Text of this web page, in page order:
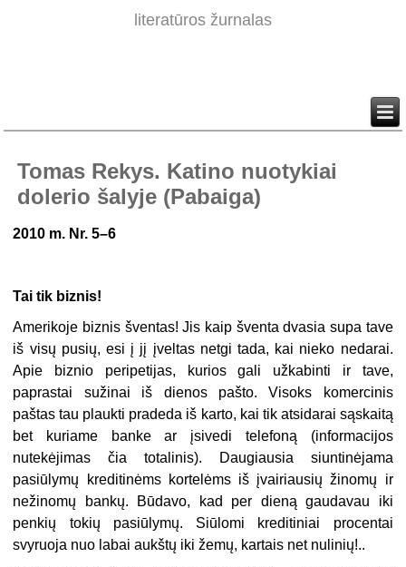
literatūros žurnalas
Tomas Rekys. Katino nuotykiai
dolerio šalyje (Pabaiga)
2010 m. Nr. 5–6
Tai tik biznis!
Amerikoje biznis šventas! Jis kaip šventa dvasia supa tave
iš visų pusių, esi į jį įveltas netgi tada, kai nieko nedarai.
Apie biznio peripetijas, kurios gali užkabinti ir tave,
paprastai sužinai iš dienos pašto. Visoks komercinis
paštas tau plaukti pradeda iš karto, kai tik atsidarai sąskaitą
bet kuriame banke ar įsivedi telefoną (informacijos
nutekėjimas čia totalinis). Daugiausia siuntinėjama
pasiūlymų kreditinėms kortelėms iš įvairiausių žinomų ir
nežinomų bankų. Būdavo, kad per dieną gaudavau iki
penkių tokių pasiūlymų. Siūlomi kreditiniai procentai
svyruoja nuo labai aukštų iki žemų, kartais net nulinių!..